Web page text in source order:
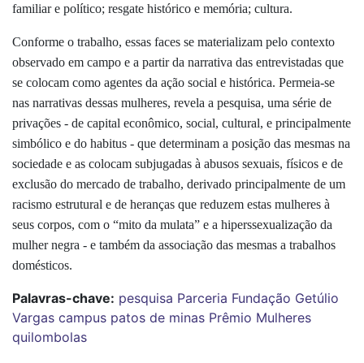
familiar e político; resgate histórico e memória; cultura.
Conforme o trabalho, essas faces se materializam pelo contexto
observado em campo e a partir da narrativa das entrevistadas que
se colocam como agentes da ação social e histórica. Permeia-se
nas narrativas dessas mulheres, revela a pesquisa, uma série de
privações - de capital econômico, social, cultural, e principalmente
simbólico e do habitus - que determinam a posição das mesmas na
sociedade e as colocam subjugadas à abusos sexuais, físicos e de
exclusão do mercado de trabalho, derivado principalmente de um
racismo estrutural e de heranças que reduzem estas mulheres à
seus corpos, com o “mito da mulata” e a hiperssexualização da
mulher negra - e também da associação das mesmas a trabalhos
domésticos.
Palavras-chave: pesquisa Parceria Fundação Getúlio
Vargas campus patos de minas Prêmio Mulheres
quilombolas